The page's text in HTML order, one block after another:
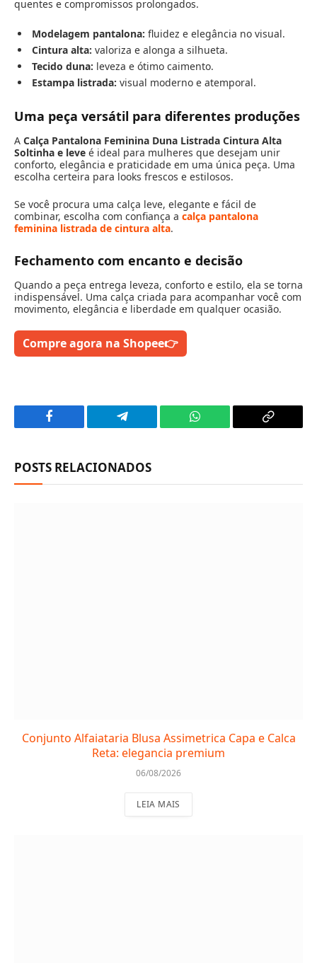
quentes e compromissos prolongados.
Modelagem pantalona: fluidez e elegância no visual.
Cintura alta: valoriza e alonga a silhueta.
Tecido duna: leveza e ótimo caimento.
Estampa listrada: visual moderno e atemporal.
Uma peça versátil para diferentes produções
A Calça Pantalona Feminina Duna Listrada Cintura Alta
Soltinha e leve é ideal para mulheres que desejam unir
conforto, elegância e praticidade em uma única peça. Uma
escolha certeira para looks frescos e estilosos.
Se você procura uma calça leve, elegante e fácil de
combinar, escolha com confiança a calça pantalona
feminina listrada de cintura alta.
Fechamento com encanto e decisão
Quando a peça entrega leveza, conforto e estilo, ela se torna
indispensável. Uma calça criada para acompanhar você com
movimento, elegância e liberdade em qualquer ocasião.
Compre agora na Shopee👉
Facebook Telegram WhatsApp
Copy
POSTS RELACIONADOS
Conjunto Alfaiataria Blusa Assimetrica Capa e Calca
Reta: elegancia premium
06/08/2026
LEIA MAIS